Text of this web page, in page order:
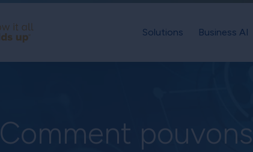
Solutions Business AI
Comment